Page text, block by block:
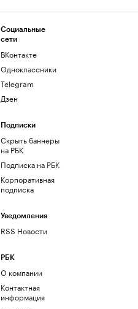
Социальные
сети
ВКонтакте
Одноклассники
Telegram
Дзен
Подписки
Скрыть баннеры
на РБК
Подписка на РБК
Корпоративная
подписка
Уведомления
RSS Новости
РБК
О компании
Контактная
информация